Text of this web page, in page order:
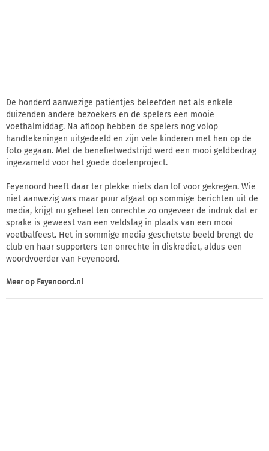
De honderd aanwezige patiëntjes beleefden net als enkele
duizenden andere bezoekers en de spelers een mooie
voethalmiddag. Na afloop hebben de spelers nog volop
handtekeningen uitgedeeld en zijn vele kinderen met hen op de
foto gegaan. Met de benefietwedstrijd werd een mooi geldbedrag
ingezameld voor het goede doelenproject.
Feyenoord heeft daar ter plekke niets dan lof voor gekregen. Wie
niet aanwezig was maar puur afgaat op sommige berichten uit de
media, krijgt nu geheel ten onrechte zo ongeveer de indruk dat er
sprake is geweest van een veldslag in plaats van een mooi
voetbalfeest. Het in sommige media geschetste beeld brengt de
club en haar supporters ten onrechte in diskrediet, aldus een
woordvoerder van Feyenoord.
Meer op Feyenoord.nl